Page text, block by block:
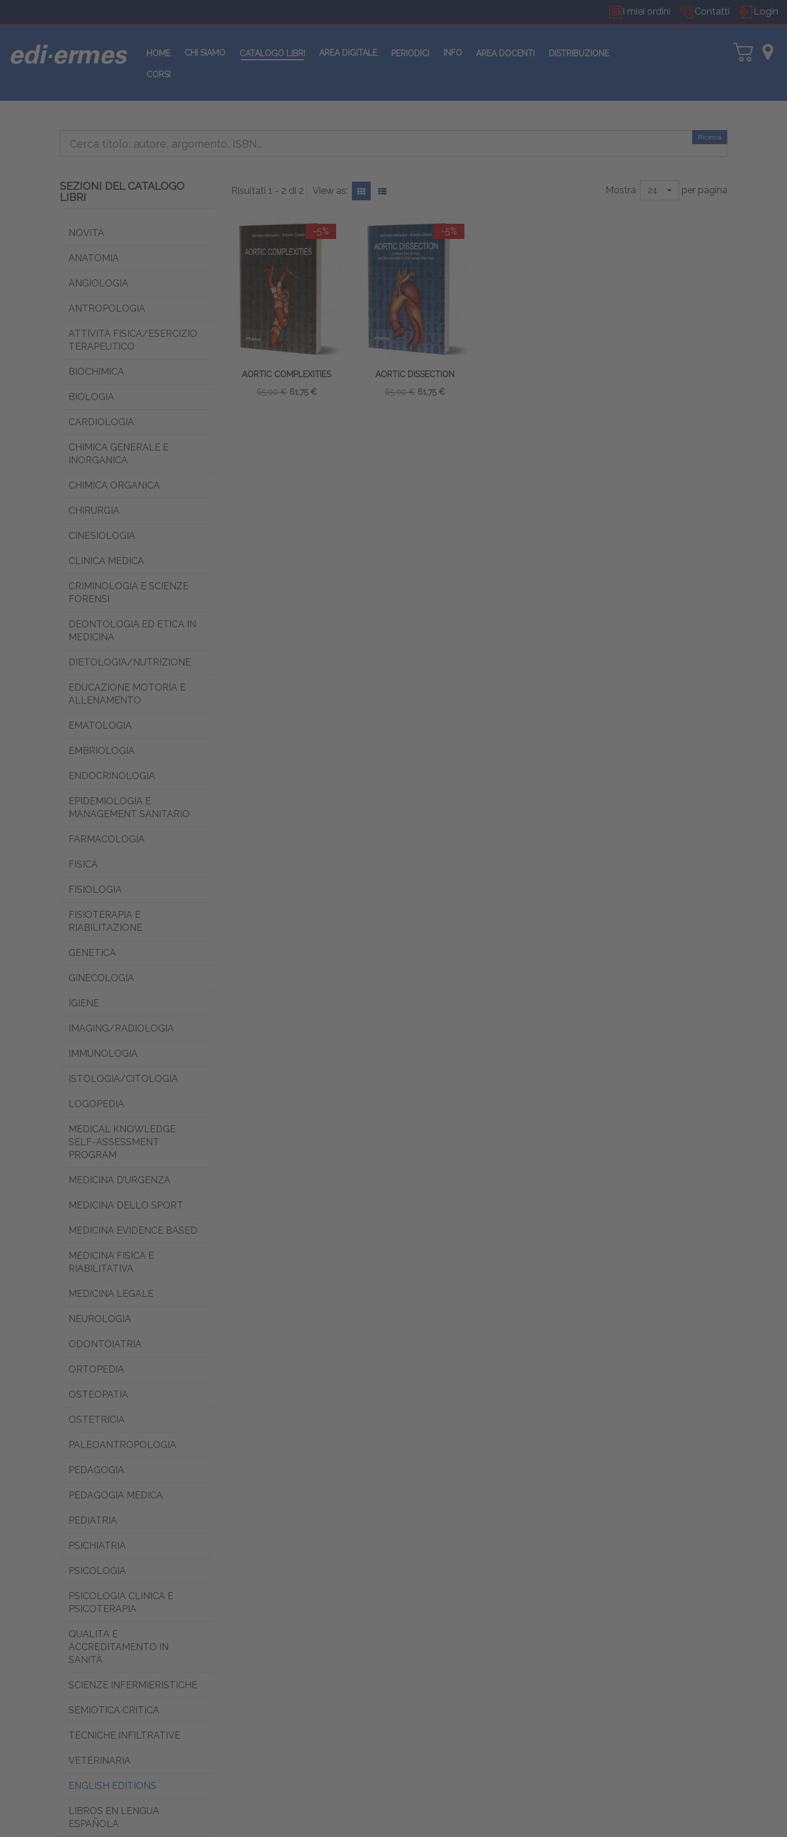
I miei ordini Contatti Login
HOME CHI SIAMO CATALOGO LIBRI AREA DIGITALE PERIODICI INFO AREA DOCENTI DISTRIBUZIONE
CORSI
Ricerca
Risultati 1 - 2 di 2 View as: Mostra 24 per pagina
-5%
AORTIC COMPLEXITIES
65,00 € 61,75 €
-5%
AORTIC DISSECTION
65,00 € 61,75 €
SEZIONI DEL CATALOGO
LIBRI
NOVITÀ
ANATOMIA
ANGIOLOGIA
ANTROPOLOGIA
ATTIVITÀ FISICA/ESERCIZIO
TERAPEUTICO
BIOCHIMICA
BIOLOGIA
CARDIOLOGIA
CHIMICA GENERALE E
INORGANICA
CHIMICA ORGANICA
CHIRURGIA
CINESIOLOGIA
CLINICA MEDICA
CRIMINOLOGIA E SCIENZE
FORENSI
DEONTOLOGIA ED ETICA IN
MEDICINA
DIETOLOGIA/NUTRIZIONE
EDUCAZIONE MOTORIA E
ALLENAMENTO
EMATOLOGIA
EMBRIOLOGIA
ENDOCRINOLOGIA
EPIDEMIOLOGIA E
MANAGEMENT SANITARIO
FARMACOLOGIA
FISICA
FISIOLOGIA
FISIOTERAPIA E
RIABILITAZIONE
GENETICA
GINECOLOGIA
IGIENE
IMAGING/RADIOLOGIA
IMMUNOLOGIA
ISTOLOGIA/CITOLOGIA
LOGOPEDIA
MEDICAL KNOWLEDGE
SELF-ASSESSMENT
PROGRAM
MEDICINA D’URGENZA
MEDICINA DELLO SPORT
MEDICINA EVIDENCE BASED
MEDICINA FISICA E
RIABILITATIVA
MEDICINA LEGALE
NEUROLOGIA
ODONTOIATRIA
ORTOPEDIA
OSTEOPATIA
OSTETRICIA
PALEOANTROPOLOGIA
PEDAGOGIA
PEDAGOGIA MEDICA
PEDIATRIA
PSICHIATRIA
PSICOLOGIA
PSICOLOGIA CLINICA E
PSICOTERAPIA
QUALITÀ E
ACCREDITAMENTO IN
SANITÀ
SCIENZE INFERMIERISTICHE
SEMIOTICA CRITICA
TECNICHE INFILTRATIVE
VETERINARIA
ENGLISH EDITIONS
LIBROS EN LENGUA
ESPAÑOLA